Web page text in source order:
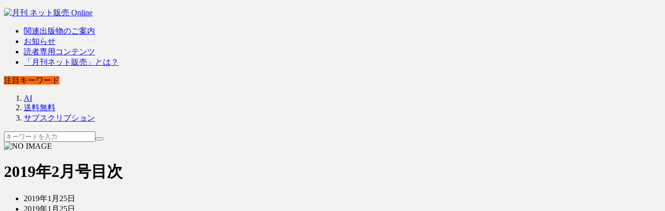
関連出版物のご案内
お知らせ
読者専用コンテンツ
「月刊ネット販売」とは？
注目キーワード
AI
送料無料
サブスクリプション
2019年2月号目次
2019年1月25日
2019年1月25日